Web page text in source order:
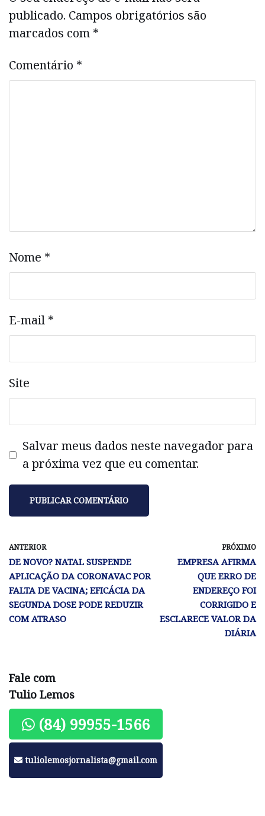
publicado. Campos obrigatórios são
marcados com *
Comentário *
Nome *
E-mail *
Site
Salvar meus dados neste navegador para
a próxima vez que eu comentar.
ANTERIOR
DE NOVO? NATAL SUSPENDE
APLICAÇÃO DA CORONAVAC POR
FALTA DE VACINA; EFICÁCIA DA
SEGUNDA DOSE PODE REDUZIR
COM ATRASO
PRÓXIMO
EMPRESA AFIRMA
QUE ERRO DE
ENDEREÇO FOI
CORRIGIDO E
ESCLARECE VALOR DA
DIÁRIA
Fale com
Tulio Lemos
(84) 99955-1566
tuliolemosjornalista@gmail.com